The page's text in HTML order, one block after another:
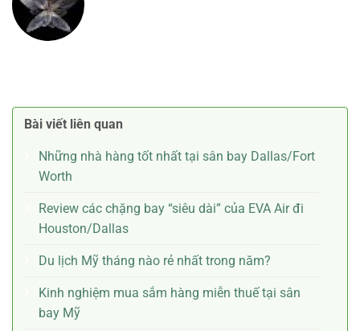
Bài viết liên quan
Những nhà hàng tốt nhất tại sân bay Dallas/Fort
Worth
Review các chặng bay “siêu dài” của EVA Air đi
Houston/Dallas
Du lịch Mỹ tháng nào rẻ nhất trong năm?
Kinh nghiệm mua sắm hàng miễn thuế tại sân
bay Mỹ